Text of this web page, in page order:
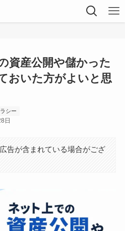
資産公開や儲かった
おいた方がよいと思
シー
日
告が含まれている場合がござ